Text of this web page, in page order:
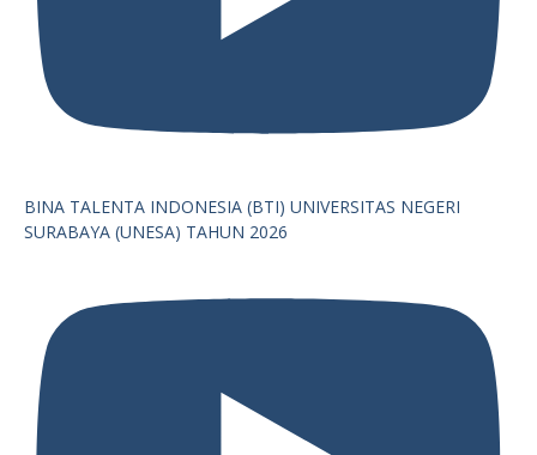
BINA TALENTA INDONESIA (BTI) UNIVERSITAS NEGERI
SURABAYA (UNESA) TAHUN 2026